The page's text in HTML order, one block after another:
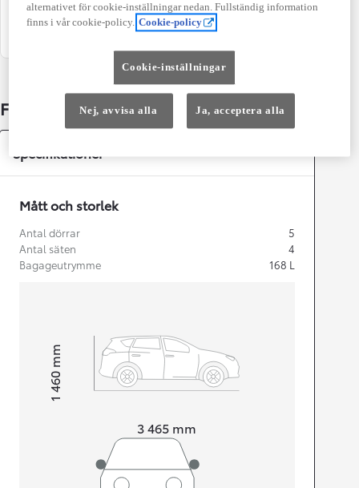
Antal säten
Fakta om bilen
Specifikationer
Mått och storlek
Antal dörrar
5
Antal säten
4
Bagageutrymme
168 L
Length
3 465 mm
Height1 460
mm
alternativet för cookie-inställningar nedan. Fullständig information
finns i vår cookie-policy. Cookie-policy
Cookie-inställningar
Nej, avvisa alla Ja, acceptera alla